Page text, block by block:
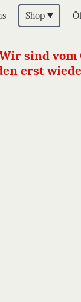
Shop
Wir sind
erst